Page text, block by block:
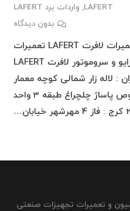
LAFERT
, واردات برد LAFERT
بدون دیدگاه
تعمیرات لافرت LAFERT تعمیرات
سرو درایو و سروموتور لافرت LAFERT
: لاله زار شمالی کوچه معمار
مخصوص پاساژ چلچراغ طبقه 3 واحد
2 کرج : فاز 4 مهرشهر خیابان…
و تعمیرات تجهیزات صنعتی